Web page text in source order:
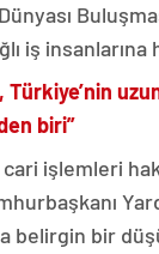
iş
Türkiye’nin
biri”
işlemleri
belirgin bir